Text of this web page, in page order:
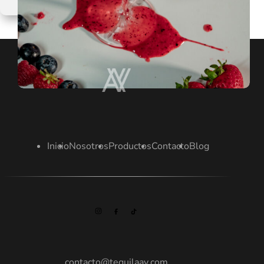
FROZEN
TEQUILA
BERRY
InicioNosotrosProductosContactoBlog